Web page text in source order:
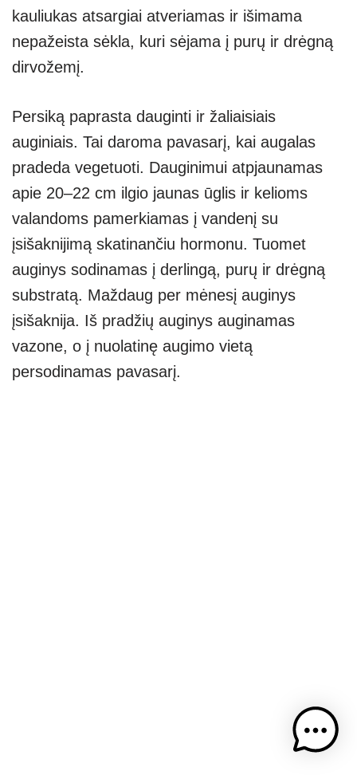
kauliukas atsargiai atveriamas ir išimama
nepažeista sėkla, kuri sėjama į purų ir drėgną
dirvožemį.
Persiką paprasta dauginti ir žaliaisiais
auginiais. Tai daroma pavasarį, kai augalas
pradeda vegetuoti. Dauginimui atpjaunamas
apie 20–22 cm ilgio jaunas ūglis ir kelioms
valandoms pamerkiamas į vandenį su
įsišaknijimą skatinančiu hormonu. Tuomet
auginys sodinamas į derlingą, purų ir drėgną
substratą. Maždaug per mėnesį auginys
įsišaknija. Iš pradžių auginys auginamas
vazone, o į nuolatinę augimo vietą
persodinamas pavasarį.